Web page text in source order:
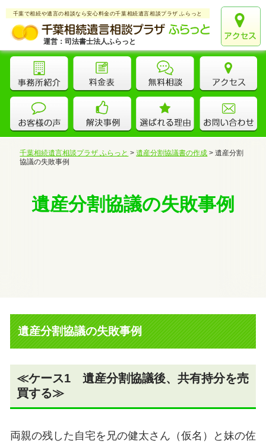
千葉で相続や遺言の相談なら安心料金の千葉相続遺言相談プラザ ふらっと
運営：司法書士法人ふらっと
千葉相続遺言相談プラザ ふらっと >遺産分割協議書の作成 >遺産分割
協議の失敗事例
遺産分割協議の失敗事例
遺産分割協議の失敗事例
≪ケース1遺産分割協議後、共有持分を売
買する≫
両親の残した自宅を兄の健太さん（仮名）と妹の佐